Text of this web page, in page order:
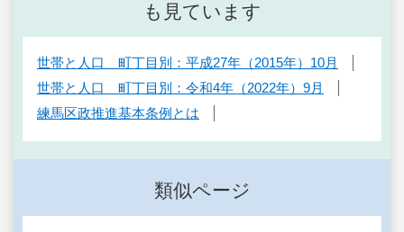
も見ています
世帯と人口 町丁目別：平成27年（2015年）10月
世帯と人口 町丁目別：令和4年（2022年）9月
練馬区政推進基本条例とは
類似ページ